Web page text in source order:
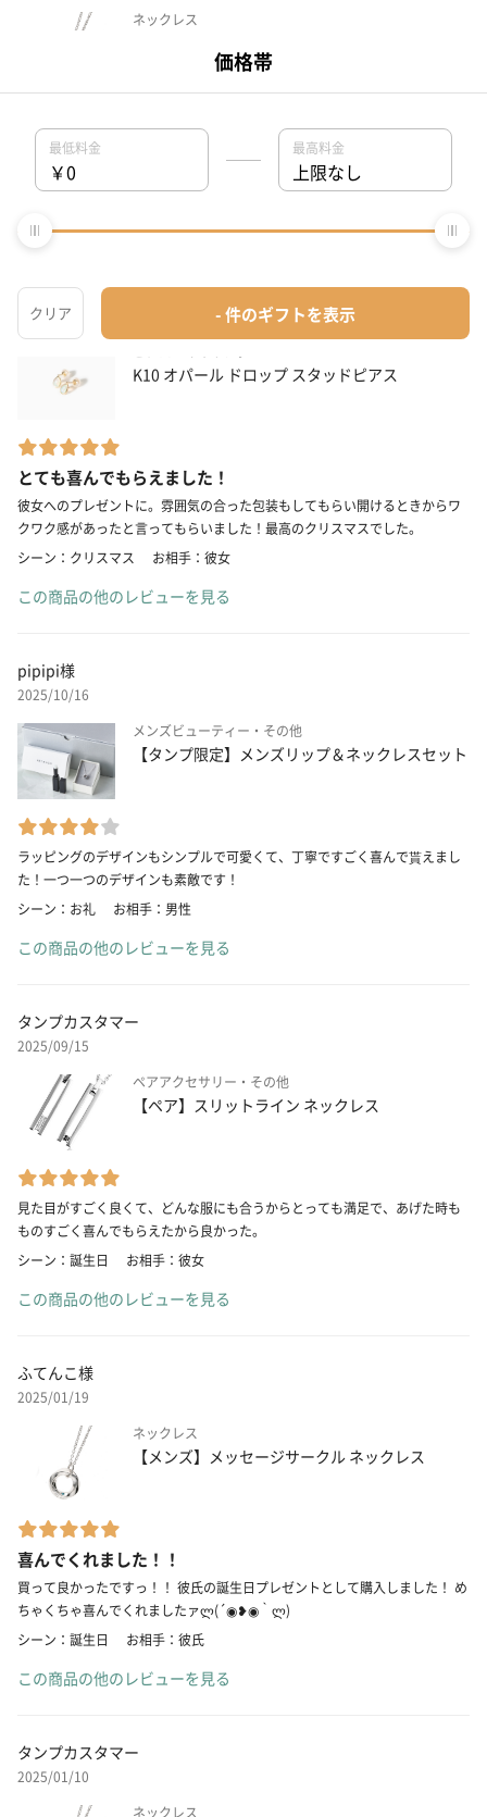
ネックレス
シンプルなデザインでとても満足している。 派手すぎずだから安万人受けす
タンプカスタマー
2026/01/27
K10 オパール ドロップ スタッドピアス
とても喜んでもらえました！
彼女へのプレゼントに。雰囲気の合った包装もしてもらい開けるときからワ
クワク感があったと言ってもらいました！最高のクリスマスでした。
シーン：クリスマス
お相手：彼女
この商品の他のレビューを見る
pipipi様
2025/10/16
メンズビューティー・その他
【タンプ限定】メンズリップ＆ネックレスセット
ラッピングのデザインもシンプルで可愛くて、丁寧ですごく喜んで貰えまし
た！一つ一つのデザインも素敵です！
シーン：お礼
お相手：男性
この商品の他のレビューを見る
タンプカスタマー
2025/09/15
ペアアクセサリー・その他
【ペア】スリットライン ネックレス
見た目がすごく良くて、どんな服にも合うからとっても満足で、あげた時も
ものすごく喜んでもらえたから良かった。
シーン：誕生日
お相手：彼女
この商品の他のレビューを見る
ふてんこ様
2025/01/19
ネックレス
【メンズ】メッセージサークル ネックレス
喜んでくれました！！
買って良かったですっ！！ 彼氏の誕生日プレゼントとして購入しました！ め
ちゃくちゃ喜んでくれましたァლ(´◉❥◉｀ლ)
シーン：誕生日
お相手：彼氏
この商品の他のレビューを見る
タンプカスタマー
2025/01/10
ネックレス